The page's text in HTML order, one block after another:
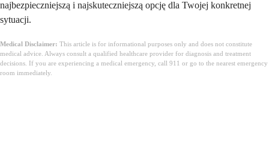
najbezpieczniejszą i najskuteczniejszą opcję dla Twojej konkretnej
sytuacji.
Medical Disclaimer: This article is for informational purposes only and does not constitute
medical advice. Always consult a qualified healthcare provider for diagnosis and treatment
decisions. If you are experiencing a medical emergency, call 911 or go to the nearest emergency
room immediately.